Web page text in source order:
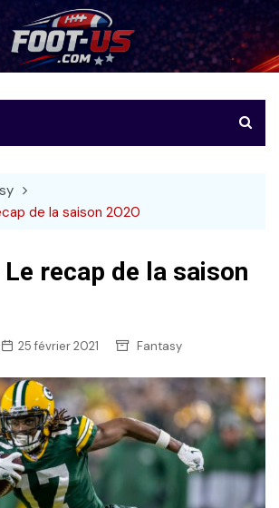
Foot-US
en français
de la saison 2020
recap de la saison
25 février 2021 Fantasy